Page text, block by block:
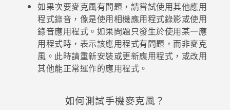
如果次要麥克風有問題，請嘗試使用其他應用
程式錄音，像是使用相機應用程式錄影或使用
錄音應用程式。如果問題只發生於使用某一應
用程式時，表示該應用程式有問題，而非麥克
風。此時請重新安裝或更新應用程式，或改用
其他能正常運作的應用程式。
如何測試手機麥克風？